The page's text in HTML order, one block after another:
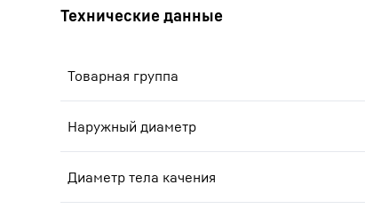
Товарная группа
Наружный диаметр
Диаметр тела качения